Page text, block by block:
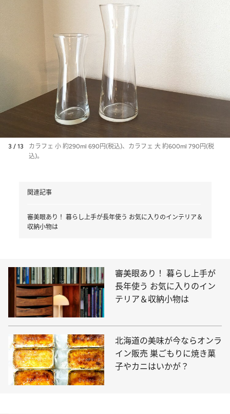
3 / 13
カラフェ 小 約290ml 690円(税込)、カラフェ 大 約600ml 790円(税
込)。
関連記事
審美眼あり！ 暮らし上手が長年使う お気に入りのインテリア＆
収納小物は
審美眼あり！ 暮らし上手が
長年使う お気に入りのイン
テリア＆収納小物は
北海道の美味が今ならオンラ
イン販売 巣ごもりに焼き菓
子やカニはいかが？